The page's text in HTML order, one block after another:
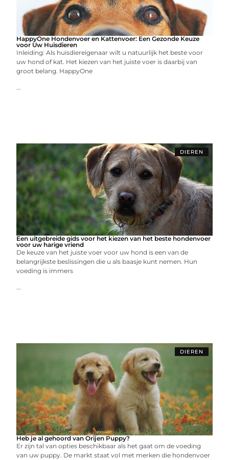
HappyOne Hondenvoer en Kattenvoer: Een Gezonde Keuze
voor Uw Huisdieren
Inleiding: Als huisdiereigenaar wilt u natuurlijk het beste voor
uw hond of kat. Het kiezen van het juiste voer is daarbij van
groot belang. HappyOne
...
DIEREN
Een uitgebreide gids voor het kiezen van het beste hondenvoer
voor uw harige vriend
De keuze van het juiste voer voor uw hond is een van de
belangrijkste beslissingen die u als baasje kunt nemen. Hun
voeding is immers
...
DIEREN
Heb je al gehoord van Orijen Puppy?
Er zijn tal van opties beschikbaar als het gaat om de voeding
van uw puppy. De markt staat vol met merken die hondenvoer